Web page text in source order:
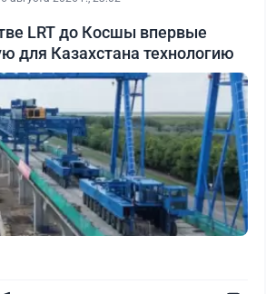
LRT до Косшы впервые
для Казахстана технологию